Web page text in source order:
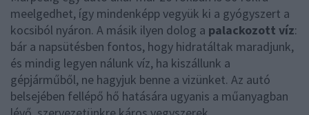
meelgedhet, így mindenképp vegyük ki a gyógyszert a
kocsiból nyáron. A másik ilyen dolog a palackozott víz:
bár a napsütésben fontos, hogy hidratáltak maradjunk,
és mindig legyen nálunk víz, ha kiszállunk a
gépjárműből, ne hagyjuk benne a vizünket. Az autó
belsejében fellépő hő hatására ugyanis a műanyagban